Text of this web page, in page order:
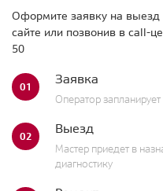
Оформите заявку на
сайте или позвонив в call-
50
01 Заявка
Оператор
02 Выезд
Мастер приедет в
диагностику